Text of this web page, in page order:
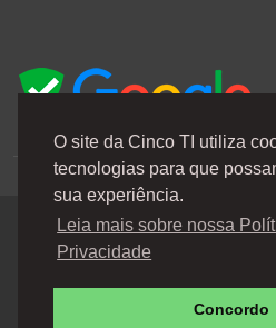
O site da Cinco TI utiliza
tecnologias para que
sua experiência.
Leia mais sobre nossa
Privacidade
Concordo
A Cinco TI (5TI) é uma marca
COMERCIO E SERVICOS LTDA |
Todos os direitos reservados.
site ou via e-mails
prévio aviso. A 5TI não é
fotos contidas nessa página
produto e podem variar de
do fabricante. Este site